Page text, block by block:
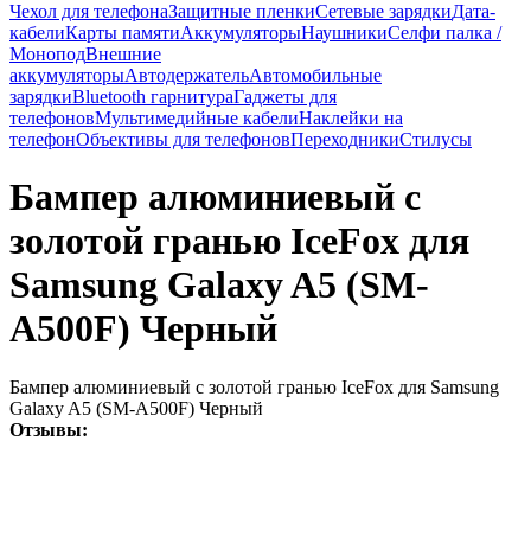
Чехол для телефонаЗащитные пленкиСетевые зарядкиДата-
кабелиКарты памятиАккумуляторыНаушникиСелфи палка /
МоноподВнешние
аккумуляторыАвтодержательАвтомобильные
зарядкиBluetooth гарнитураГаджеты для
телефоновМультимедийные кабелиНаклейки на
телефонОбъективы для телефоновПереходникиСтилусы
Бампер алюминиевый с
золотой гранью IceFox для
Samsung Galaxy A5 (SM-
A500F) Черный
Бампер алюминиевый с золотой гранью IceFox для Samsung
Galaxy A5 (SM-A500F) Черный
Отзывы: